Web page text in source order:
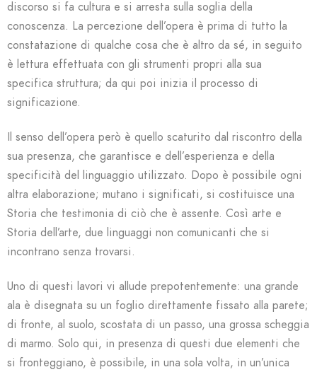
discorso si fa cultura e si arresta sulla soglia della
conoscenza. La percezione dell’opera è prima di tutto la
constatazione di qualche cosa che è altro da sé, in seguito
è lettura effettuata con gli strumenti propri alla sua
specifica struttura; da qui poi inizia il processo di
significazione.
Il senso dell’opera però è quello scaturito dal riscontro della
sua presenza, che garantisce e dell’esperienza e della
specificità del linguaggio utilizzato. Dopo è possibile ogni
altra elaborazione; mutano i significati, si costituisce una
Storia che testimonia di ciò che è assente. Così arte e
Storia dell’arte, due linguaggi non comunicanti che si
incontrano senza trovarsi.
Uno di questi lavori vi allude prepotentemente: una grande
ala è disegnata su un foglio direttamente fissato alla parete;
di fronte, al suolo, scostata di un passo, una grossa scheggia
di marmo. Solo qui, in presenza di questi due elementi che
si fronteggiano, è possibile, in una sola volta, in un’unica